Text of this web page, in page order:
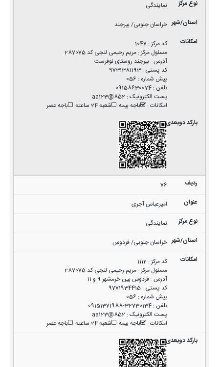
نمایندگی
خراسان جنوبی/ بیرجند
کد مرکز:
1047
مسئول مرکز:مریم رحیمی لنجی کد 287075
آدرس:بیرجند روستای نوفرست
کد پستی :
9731381193
پیش شماره :
056
تلفن :
09158630074
پست الکترونیک:
852@aa123
امکانات: باجه بیمه شعبه 24 ساعته باجه عصر
76
امیرعباس آجری
نمایندگی
خراسان جنوبی/ فردوس
کد مرکز:
1112
مسئول مرکز:مریم رحیمی لنجی کد 287075
آدرس:فردوس بین خرمشهر 9 و 11
کد پستی :
9771934415
پیش شماره :
056
تلفن :
32730134-09151371988
پست الکترونیک:
852@aa123
امکانات: باجه بیمه شعبه 24 ساعته باجه عصر